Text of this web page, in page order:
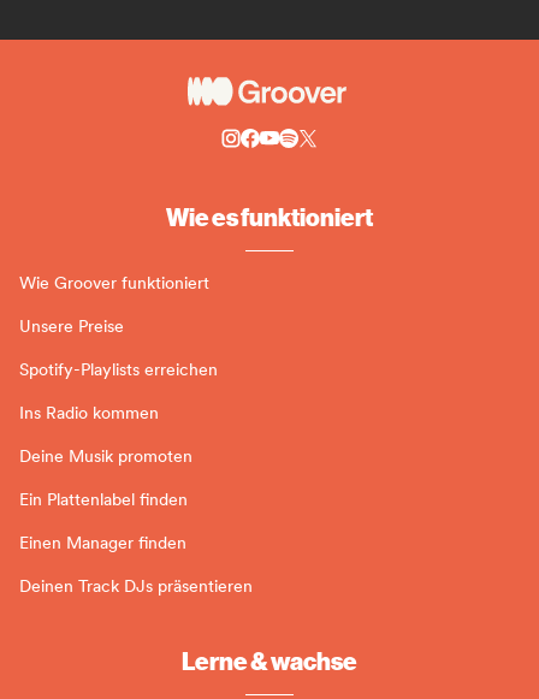
Wie es funktioniert
Wie Groover funktioniert
Unsere Preise
Spotify-Playlists erreichen
Ins Radio kommen
Deine Musik promoten
Ein Plattenlabel finden
Einen Manager finden
Deinen Track DJs präsentieren
Lerne & wachse